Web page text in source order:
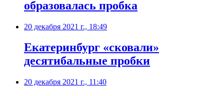
образовалась пробка
20 декабря 2021 г., 18:49
Екатеринбург «сковали»
десятибальные пробки
20 декабря 2021 г., 11:40